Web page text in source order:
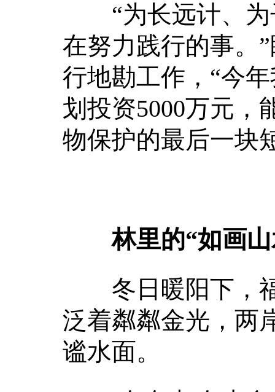
“为长远计、为
在努力践行的事。
行地勘工作，“今
划投资5000万元，
物保护的最后一块
林里的“如画
冬日暖阳下，福
泛着粼粼金光，两
谧水面。